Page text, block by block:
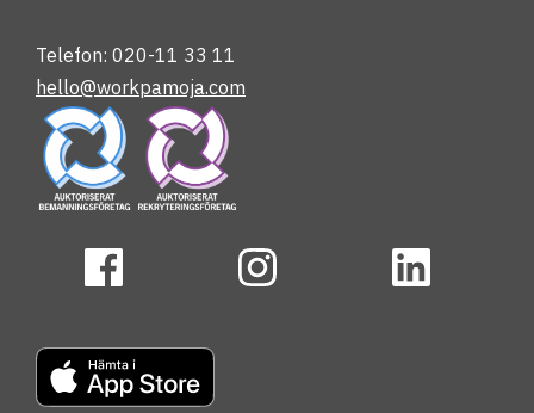
Telefon: 020-11 33 11
hello@workpamoja.com